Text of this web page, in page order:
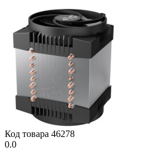
Код товара 46278
0.0